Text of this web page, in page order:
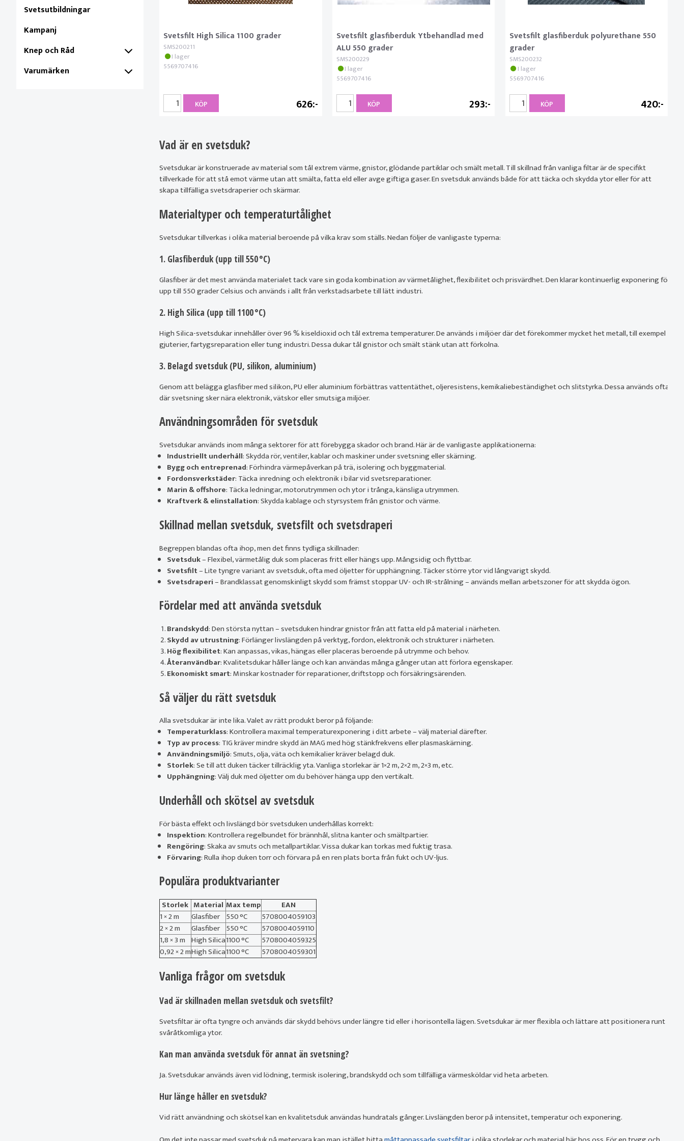
Svetsutbildningar
Kampanj
Knep och Råd
Varumärken
Svetsfilt High Silica 1100 grader
SMS200211
I lager
5569707416
626
KÖP
Svetsfilt glasfiberduk Ytbehandlad med
ALU 550 grader
SMS200229
I lager
5569707416
293
KÖP
Svetsfilt glasfiberduk polyurethane 550
grader
SMS200232
I lager
5569707416
420
KÖP
Vad är en svetsduk?
Svetsdukar är konstruerade av material som tål extrem värme, gnistor, glödande partiklar och smält metall. Till skillnad från vanliga filtar är de specifikt
tillverkade för att stå emot värme utan att smälta, fatta eld eller avge giftiga gaser. En svetsduk används både för att täcka och skydda ytor eller för att
skapa tillfälliga svetsdraperier och skärmar.
Materialtyper och temperaturtålighet
Svetsdukar tillverkas i olika material beroende på vilka krav som ställs. Nedan följer de vanligaste typerna:
1. Glasfiberduk (upp till 550 °C)
Glasfiber är det mest använda materialet tack vare sin goda kombination av värmetålighet, flexibilitet och prisvärdhet. Den klarar kontinuerlig exponering för
upp till 550 grader Celsius och används i allt från verkstadsarbete till lätt industri.
2. High Silica (upp till 1100 °C)
High Silica-svetsdukar innehåller över 96 % kiseldioxid och tål extrema temperaturer. De används i miljöer där det förekommer mycket het metall, till exempel
gjuterier, fartygsreparation eller tung industri. Dessa dukar tål gnistor och smält stänk utan att förkolna.
3. Belagd svetsduk (PU, silikon, aluminium)
Genom att belägga glasfiber med silikon, PU eller aluminium förbättras vattentäthet, oljeresistens, kemikaliebeständighet och slitstyrka. Dessa används ofta
där svetsning sker nära elektronik, vätskor eller smutsiga miljöer.
Användningsområden för svetsduk
Svetsdukar används inom många sektorer för att förebygga skador och brand. Här är de vanligaste applikationerna:
Industriellt underhåll: Skydda rör, ventiler, kablar och maskiner under svetsning eller skärning.
Bygg och entreprenad: Förhindra värmepåverkan på trä, isolering och byggmaterial.
Fordonsverkstäder: Täcka inredning och elektronik i bilar vid svetsreparationer.
Marin & offshore: Täcka ledningar, motorutrymmen och ytor i trånga, känsliga utrymmen.
Kraftverk & elinstallation: Skydda kablage och styrsystem från gnistor och värme.
Skillnad mellan svetsduk, svetsfilt och svetsdraperi
Begreppen blandas ofta ihop, men det finns tydliga skillnader:
Svetsduk– Flexibel, värmetålig duk som placeras fritt eller hängs upp. Mångsidig och flyttbar.
Svetsfilt– Lite tyngre variant av svetsduk, ofta med öljetter för upphängning. Täcker större ytor vid långvarigt skydd.
Svetsdraperi– Brandklassat genomskinligt skydd som främst stoppar UV- och IR-strålning – används mellan arbetszoner för att skydda ögon.
Fördelar med att använda svetsduk
Brandskydd: Den största nyttan – svetsduken hindrar gnistor från att fatta eld på material i närheten.
Skydd av utrustning: Förlänger livslängden på verktyg, fordon, elektronik och strukturer i närheten.
Hög flexibilitet: Kan anpassas, vikas, hängas eller placeras beroende på utrymme och behov.
Återanvändbar: Kvalitetsdukar håller länge och kan användas många gånger utan att förlora egenskaper.
Ekonomiskt smart: Minskar kostnader för reparationer, driftstopp och försäkringsärenden.
Så väljer du rätt svetsduk
Alla svetsdukar är inte lika. Valet av rätt produkt beror på följande:
Temperaturklass: Kontrollera maximal temperaturexponering i ditt arbete – välj material därefter.
Typ av process: TIG kräver mindre skydd än MAG med hög stänkfrekvens eller plasmaskärning.
Användningsmiljö: Smuts, olja, väta och kemikalier kräver belagd duk.
Storlek: Se till att duken täcker tillräcklig yta. Vanliga storlekar är 1×2 m, 2×2 m, 2×3 m, etc.
Upphängning: Välj duk med öljetter om du behöver hänga upp den vertikalt.
Underhåll och skötsel av svetsduk
För bästa effekt och livslängd bör svetsduken underhållas korrekt:
Inspektion: Kontrollera regelbundet för brännhål, slitna kanter och smältpartier.
Rengöring: Skaka av smuts och metallpartiklar. Vissa dukar kan torkas med fuktig trasa.
Förvaring: Rulla ihop duken torr och förvara på en ren plats borta från fukt och UV-ljus.
Populära produktvarianter
Storlek Material Max temp
EAN
1 × 2 m
Glasfiber 550 °C
5708004059103
2 × 2 m
Glasfiber 550 °C
5708004059110
1,8 × 3 m High Silica1100 °C
5708004059325
0,92 × 2 mHigh Silica1100 °C 5708004059301
Vanliga frågor om svetsduk
Vad är skillnaden mellan svetsduk och svetsfilt?
Svetsfiltar är ofta tyngre och används där skydd behövs under längre tid eller i horisontella lägen. Svetsdukar är mer flexibla och lättare att positionera runt
svåråtkomliga ytor.
Kan man använda svetsduk för annat än svetsning?
Ja. Svetsdukar används även vid lödning, termisk isolering, brandskydd och som tillfälliga värmesköldar vid heta arbeten.
Hur länge håller en svetsduk?
Vid rätt användning och skötsel kan en kvalitetsduk användas hundratals gånger. Livslängden beror på intensitet, temperatur och exponering.